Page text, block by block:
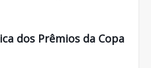
dos Prêmios da Copa